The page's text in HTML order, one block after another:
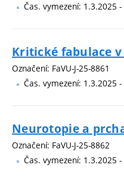
Čas. vymezení: 1.3.2025
Kritické fabulace
Označení: FaVU-J-25-8861
Čas. vymezení: 1.3.2025
Neurotopie a
Označení: FaVU-J-25-8862
Čas. vymezení: 1.3.2025